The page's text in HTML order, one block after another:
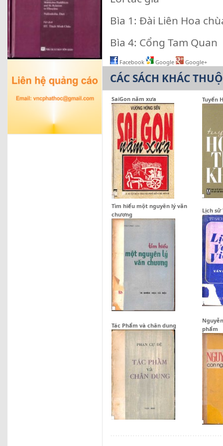
Bìa 1: Đài Liên Hoa
Bìa 4: Cổng Tam
Facebook Google Google+
CÁC SÁCH KHÁC
SaiGon năm xưa Tuyển
Tìm hiểu một nguyên lý văn
chương
Lịch
Tác Phẩm và chân dung
phẩm